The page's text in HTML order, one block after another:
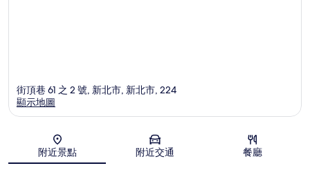
地圖
街頂巷 61 之 2 號, 新北市, 新北市, 224
顯示地圖
附近景點 附近交通 餐廳